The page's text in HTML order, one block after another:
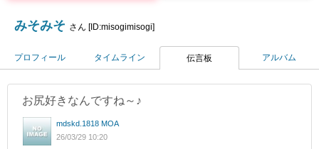
みそみそ さん [ID:misogimisogi]
プロフィール タイムライン 伝言板 アルバム
お尻好きなんですね～♪
mdskd.1818 MOA
26/03/29 10:20